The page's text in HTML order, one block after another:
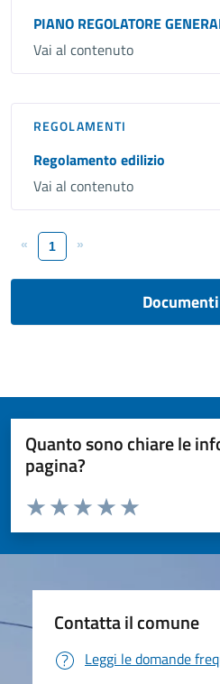
PIANO REGOLATORE
Vai al contenuto
REGOLAMENTI
Regolamento edilizio
Vai al contenuto
« 1 »
Quanto sono chiare le
pagina?
Valuta da 1 a 5 stelle la pagina
Valuta 5 stelle
Valuta 4 stelle su 5
Valuta 3 stelle su 5
Valuta 2 stelle su 5
Valuta 1 stelle su 5
Contatta il comune
Leggi le domande